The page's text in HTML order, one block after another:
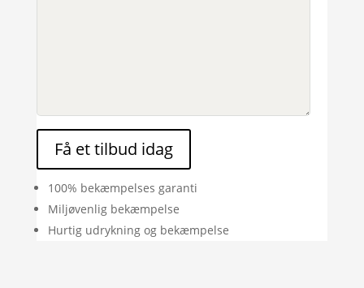
Få et tilbud idag
100% bekæmpelses garanti
Miljøvenlig bekæmpelse
Hurtig udrykning og bekæmpelse